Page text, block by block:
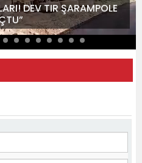
DEV TIR ŞARAMPOLE